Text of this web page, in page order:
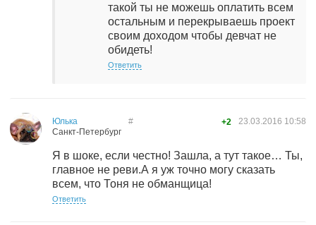
такой ты не можешь оплатить всем
остальным и перекрываешь проект
своим доходом чтобы девчат не
обидеть!
Ответить
Юлька
Санкт-Петербург
23.03.2016 10:58
# +2
Я в шоке, если честно! Зашла, а тут такое… Ты,
главное не реви.А я уж точно могу сказать
всем, что Тоня не обманщица!
Ответить